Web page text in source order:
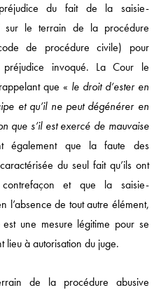
du fait de la saisie-
sur le terrain de la procédure
de procédure civile) pour
préjudice invoqué. La Cour le
que « le droit d’ester en
et qu’il ne peut dégénérer en
que s’il est exercé de mauvaise
également que la faute des
du seul fait qu’ils ont
et que la saisie-
l’absence de tout autre élément,
une mesure légitime pour se
lieu à autorisation du juge.
de la procédure abusive